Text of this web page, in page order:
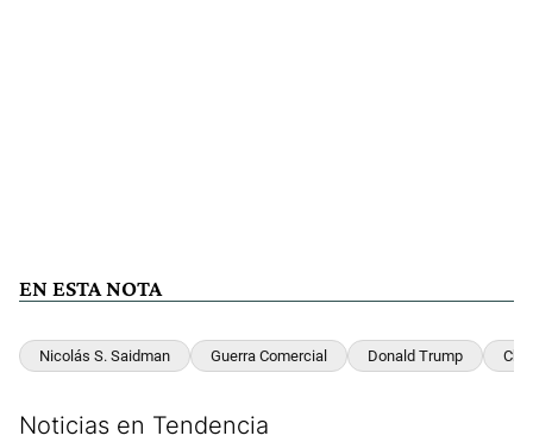
EN ESTA NOTA
Nicolás S. Saidman Guerra Comercial Donald Trump
Noticias en Tendencia